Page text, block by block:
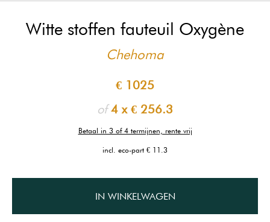
Witte stoffen fauteuil Oxygène
Chehoma
€ 1025
of4 x € 256.3
Betaal in 3 of 4 termijnen, rente vrij
incl. eco-part € 11.3
IN WINKELWAGEN